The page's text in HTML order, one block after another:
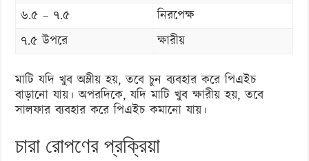
৬.৫ – ৭.৫
নিরপেক্ষ
৭.৫ উপরে
ক্ষারীয়
মাটি যদি খুব অম্লীয় হয়, তবে চুন ব্যবহার করে পিএইচ
বাড়ানো যায়। অপরদিকে, যদি মাটি খুব ক্ষারীয় হয়, তবে
সালফার ব্যবহার করে পিএইচ কমানো যায়।
চারা রোপণের প্রক্রিয়া